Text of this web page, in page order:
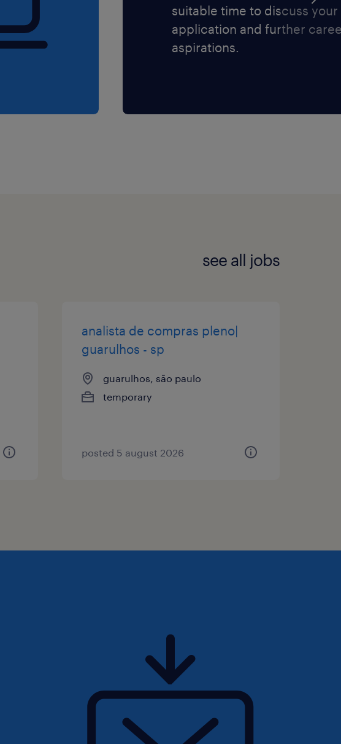
suitable time to discuss your
application and further
aspirations.
see all jobs
analista de compras pleno|
guarulhos - sp
guarulhos, são paulo
temporary
posted 5 august 2026